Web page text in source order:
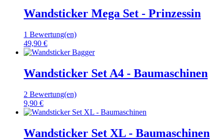
Wandsticker Mega Set - Prinzessin
1 Bewertung(en)
49,90 €
Wandsticker Set A4 - Baumaschinen
2 Bewertung(en)
9,90 €
Wandsticker Set XL - Baumaschinen